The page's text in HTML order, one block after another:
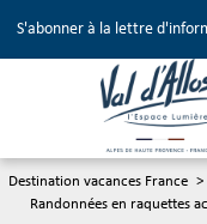
S'abonner à la lettre
Destination vacances France >
Randonnées en raquettes